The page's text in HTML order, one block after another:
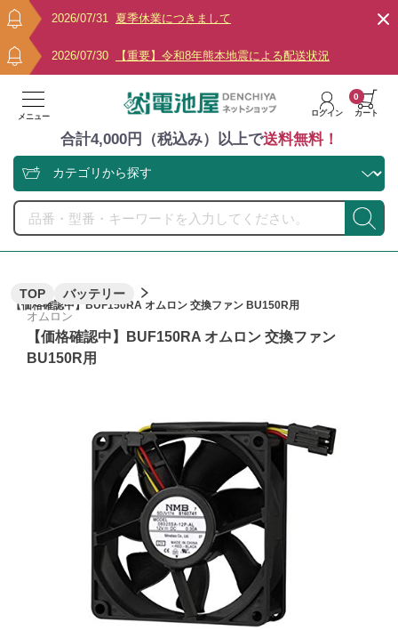
2026/07/31 夏季休業につきまして
2026/07/30 【重要】令和8年熊本地震による配送状況
メニュー ログイン カート
0
合計4,000円（税込み）以上で送料無料！
TOP バッテリー
【価格確認中】BUF150RA オムロン 交換ファン BU150R用
オムロン
【価格確認中】BUF150RA オムロン 交換ファン
BU150R用